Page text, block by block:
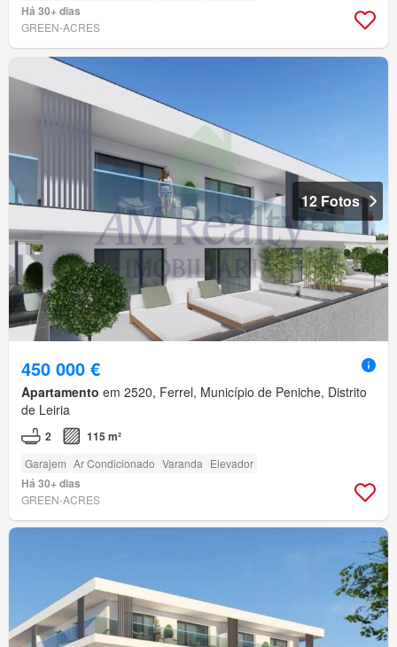
Há 30+ dias
GREEN-ACRES
12 Fotos
450 000 €
Apartamento em 2520, Ferrel, Município de Peniche, Distrito
de Leiria
2 115 m²
Garajem Ar Condicionado Varanda Elevador
Há 30+ dias
GREEN-ACRES